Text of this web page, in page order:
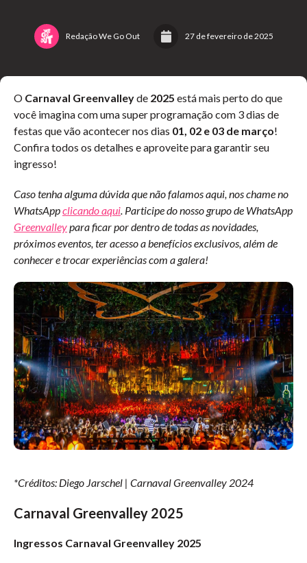
Redação We Go Out 27 de fevereiro de 2025
O Carnaval Greenvalleyde 2025 está mais perto do que
você imagina com uma super programação com 3 dias de
festas que vão acontecer nos dias 01, 02 e 03 de março!
Confira todos os detalhes e aproveite para garantir seu
ingresso!
Caso tenha alguma dúvida que não falamos aqui, nos chame no
WhatsAppclicando aqui. Participe do nosso grupo de WhatsApp
Greenvalleypara ficar por dentro de todas as novidades,
próximos eventos, ter acesso a benefícios exclusivos, além de
conhecer e trocar experiências com a galera!
*Créditos: Diego Jarschel | Carnaval Greenvalley 2024
Carnaval Greenvalley 2025
Ingressos Carnaval Greenvalley 2025